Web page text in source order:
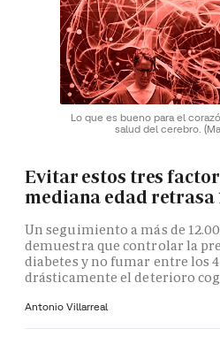
Lo que es bueno para el
salud del cerebro.
Evitar estos tres
mediana edad retrasa
Un seguimiento a más de
demuestra que controlar la
diabetes y no fumar entre los
drásticamente el deterioro
Antonio Villarreal